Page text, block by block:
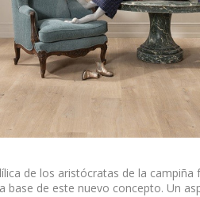
de los aristócratas de la
de este nuevo concepto. Un